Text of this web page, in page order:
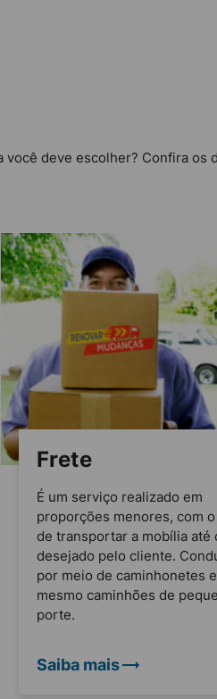
deve escolher? Confira os
Frete
É um serviço realizado em
proporções menores, com
de transportar a mobília até
desejado pelo cliente.
por meio de caminhonetes
mesmo caminhões de
porte.
Saiba mais